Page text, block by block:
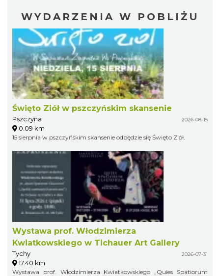
WYDARZENIA W POBLIŻU
Święto Ziół w pszczyńskim skansenie
Pszczyna 2026-08-15
0.09 km
15 sierpnia w pszczyńskim skansenie odbędzie się Święto Ziół.
Wystawa prof. Włodzimierza
Kwiatkowskiego w Tichauer Art Gallery
Tychy 2026-07-31
17.40 km
Wystawa prof. Włodzimierza Kwiatkowskiego „Quies Spatiorum